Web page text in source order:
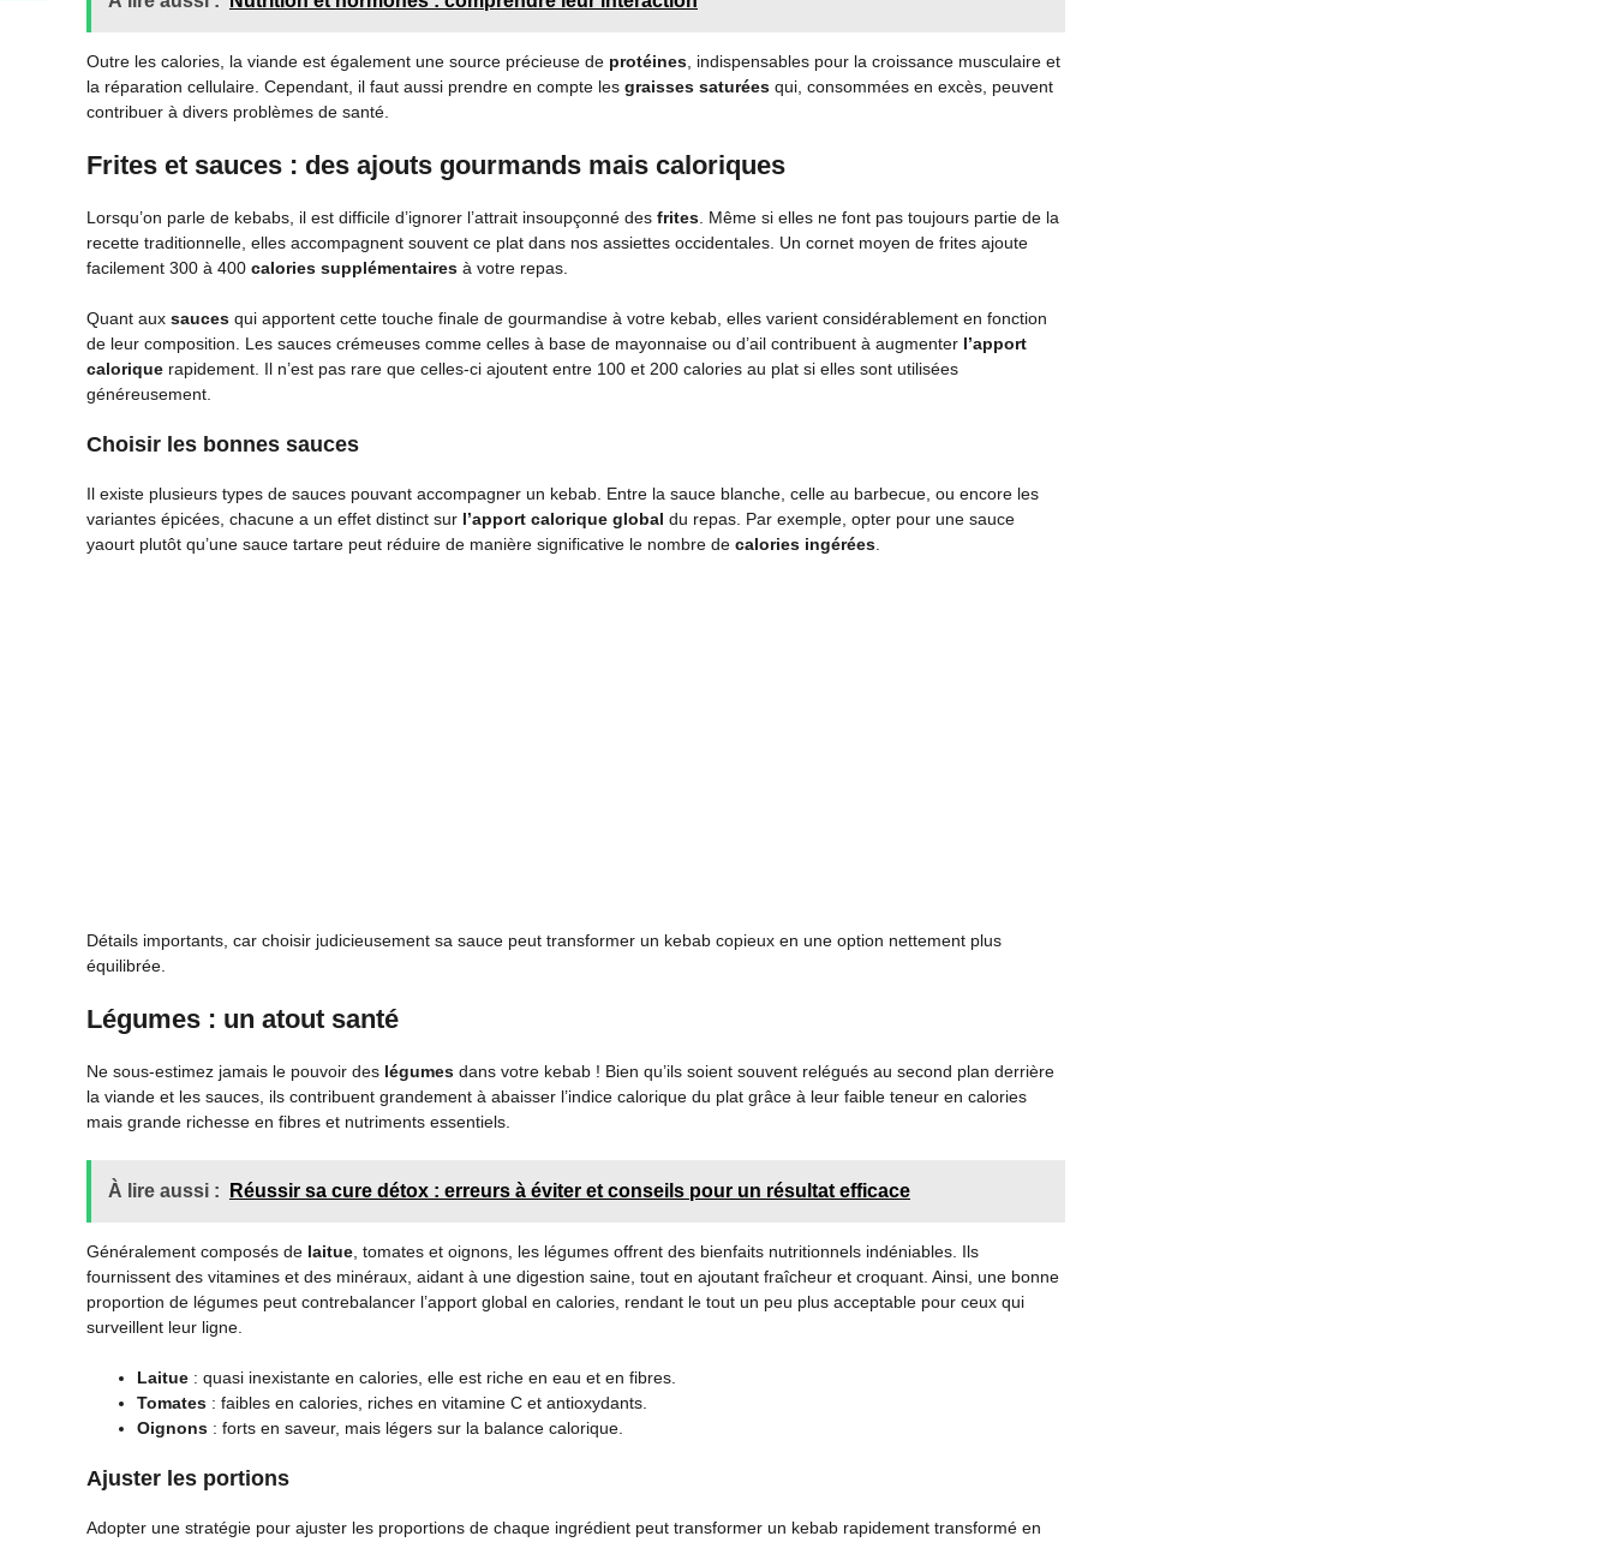
Outre les calories, la viande est également une source précieuse de protéines, indispensables pour la croissance musculaire et
la réparation cellulaire. Cependant, il faut aussi prendre en compte les graisses saturées qui, consommées en excès, peuvent
contribuer à divers problèmes de santé.
Frites et sauces : des ajouts gourmands mais caloriques
Lorsqu’on parle de kebabs, il est difficile d’ignorer l’attrait insoupçonné des frites. Même si elles ne font pas toujours partie de la
recette traditionnelle, elles accompagnent souvent ce plat dans nos assiettes occidentales. Un cornet moyen de frites ajoute
facilement 300 à 400 calories supplémentaires à votre repas.
Quant aux sauces qui apportent cette touche finale de gourmandise à votre kebab, elles varient considérablement en fonction
de leur composition. Les sauces crémeuses comme celles à base de mayonnaise ou d’ail contribuent à augmenter l’apport
calorique rapidement. Il n’est pas rare que celles-ci ajoutent entre 100 et 200 calories au plat si elles sont utilisées
généreusement.
Choisir les bonnes sauces
Il existe plusieurs types de sauces pouvant accompagner un kebab. Entre la sauce blanche, celle au barbecue, ou encore les
variantes épicées, chacune a un effet distinct sur l’apport calorique global du repas. Par exemple, opter pour une sauce
yaourt plutôt qu’une sauce tartare peut réduire de manière significative le nombre de calories ingérées.
Détails importants, car choisir judicieusement sa sauce peut transformer un kebab copieux en une option nettement plus
équilibrée.
Légumes : un atout santé
Ne sous-estimez jamais le pouvoir des légumes dans votre kebab ! Bien qu’ils soient souvent relégués au second plan derrière
la viande et les sauces, ils contribuent grandement à abaisser l’indice calorique du plat grâce à leur faible teneur en calories
mais grande richesse en fibres et nutriments essentiels.
À lire aussi : Réussir sa cure détox : erreurs à éviter et conseils pour un résultat efficace
Généralement composés de laitue, tomates et oignons, les légumes offrent des bienfaits nutritionnels indéniables. Ils
fournissent des vitamines et des minéraux, aidant à une digestion saine, tout en ajoutant fraîcheur et croquant. Ainsi, une bonne
proportion de légumes peut contrebalancer l’apport global en calories, rendant le tout un peu plus acceptable pour ceux qui
surveillent leur ligne.
Laitue : quasi inexistante en calories, elle est riche en eau et en fibres.
Tomates : faibles en calories, riches en vitamine C et antioxydants.
Oignons : forts en saveur, mais légers sur la balance calorique.
Ajuster les portions
Adopter une stratégie pour ajuster les proportions de chaque ingrédient peut transformer un kebab rapidement transformé en